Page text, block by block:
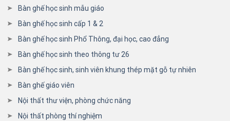
Bàn ghế học sinh mẫu giáo
Bàn ghế học sinh cấp 1 & 2
Bàn ghế học sinh Phổ Thông, đại học, cao đẳng
Bàn ghế học sinh theo thông tư 26
Bàn ghế học sinh, sinh viên khung thép mặt gỗ tự nhiên
Bàn ghế giáo viên
Nội thất thư viện, phòng chức năng
Nội thất phòng thí nghiệm